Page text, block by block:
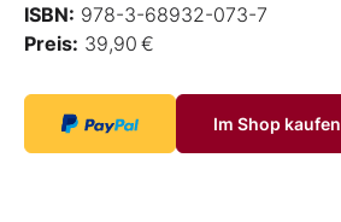
ISBN: 978-3-68932-073-7
Preis: 39,90 €
Im Shop kaufen